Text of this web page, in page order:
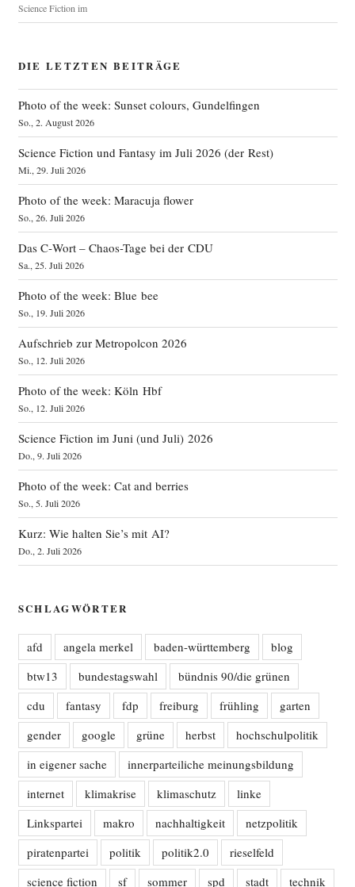
Science Fiction im
DIE LETZTEN BEITRÄGE
Photo of the week: Sunset colours, Gundelfingen
So., 2. August 2026
Science Fiction und Fantasy im Juli 2026 (der Rest)
Mi., 29. Juli 2026
Photo of the week: Maracuja flower
So., 26. Juli 2026
Das C‑Wort – Chaos-Tage bei der CDU
Sa., 25. Juli 2026
Photo of the week: Blue bee
So., 19. Juli 2026
Aufschrieb zur Metropolcon 2026
So., 12. Juli 2026
Photo of the week: Köln Hbf
So., 12. Juli 2026
Science Fiction im Juni (und Juli) 2026
Do., 9. Juli 2026
Photo of the week: Cat and berries
So., 5. Juli 2026
Kurz: Wie halten Sie’s mit AI?
Do., 2. Juli 2026
SCHLAGWÖRTER
afd angela merkel baden-württemberg
blog
btw13
bundestagswahl
bündnis 90/die grünen
cdu
fantasy fdp freiburg frühling
garten
gender
google grüne herbst
hochschulpolitik
in eigener sache
innerparteiliche meinungsbildung
internet
klimakrise klimaschutz
linke
Linkspartei
makro nachhaltigkeit
netzpolitik
piratenpartei
politik politik2.0
rieselfeld
science fiction
sf sommer spd stadt technik